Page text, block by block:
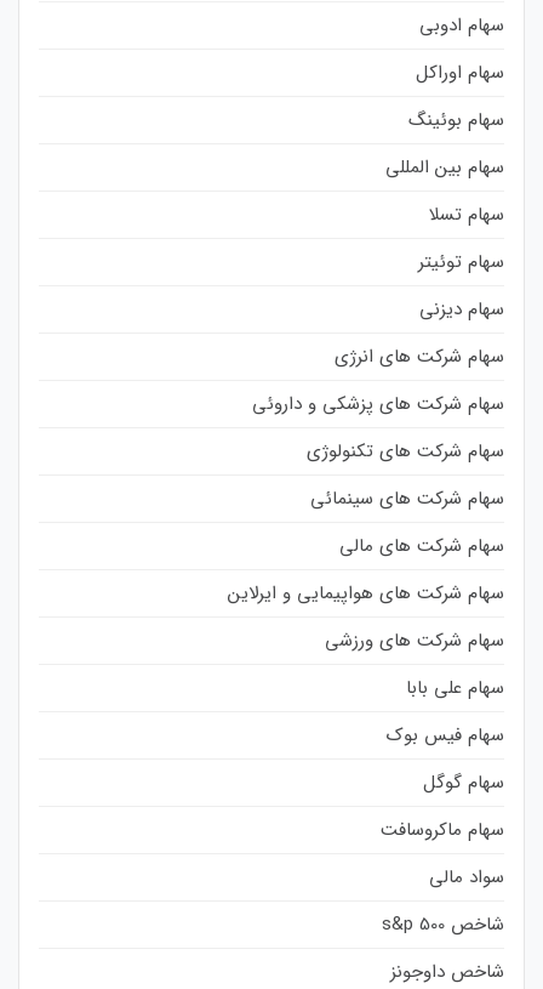
سهام ادوبی
سهام اوراکل
سهام بوئینگ
سهام بین المللی
سهام تسلا
سهام توئیتر
سهام دیزنی
سهام شرکت های انرژی
سهام شرکت های پزشکی و داروئی
سهام شرکت های تکنولوژی
سهام شرکت های سینمائی
سهام شرکت های مالی
سهام شرکت های هواپیمایی و ایرلاین
سهام شرکت های ورزشی
سهام علی بابا
سهام فیس بوک
سهام گوگل
سهام ماکروسافت
سواد مالی
شاخص s&p 500
شاخص داوجونز